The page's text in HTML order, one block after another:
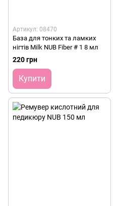
Артикул: 08470
База для тонких та ламких
нігтів Milk NUB Fiber # 1 8 мл
220 грн
Купити